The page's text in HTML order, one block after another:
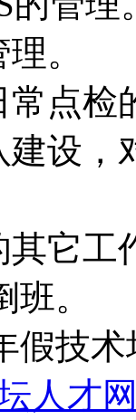
。
常点检
建设
其它工
。
假技术
人才